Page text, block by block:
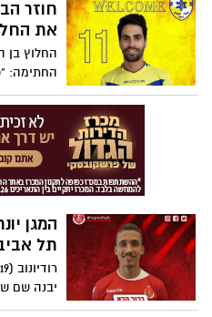
אנרגיות
חוזר
את
החתימה:
חיבור
המגן
תל אביב ל-
יבנה שם
שעברה